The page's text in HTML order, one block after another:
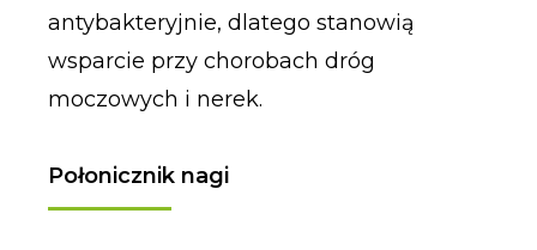
antybakteryjnie, dlatego stanowią
wsparcie przy chorobach dróg
moczowych i nerek.
Połonicznik nagi